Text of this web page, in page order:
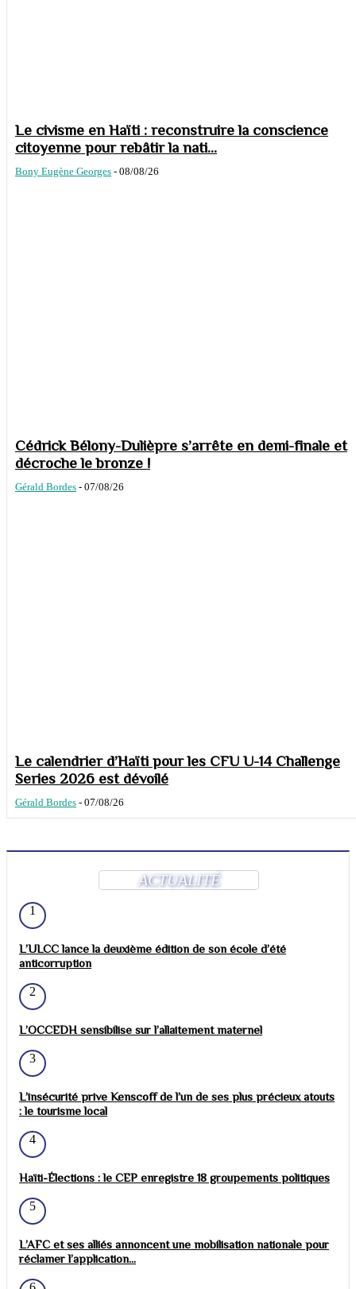
Le civisme en Haïti : reconstruire la conscience
citoyenne pour rebâtir la nati...
Bony Eugène Georges - 08/08/26
Cédrick Bélony-Dulièpre s’arrête en demi-finale et
décroche le bronze !
Gérald Bordes - 07/08/26
Le calendrier d’Haïti pour les CFU U-14 Challenge
Series 2026 est dévoilé
Gérald Bordes - 07/08/26
ACTUALITÉ
1
L’ULCC lance la deuxième édition de son école d’été
anticorruption
2
L’OCCEDH sensibilise sur l’allaitement maternel
3
L’insécurité prive Kenscoff de l’un de ses plus précieux atouts
: le tourisme local
4
Haïti-Élections : le CEP enregistre 18 groupements politiques
5
L’AFC et ses alliés annoncent une mobilisation nationale pour
réclamer l’application...